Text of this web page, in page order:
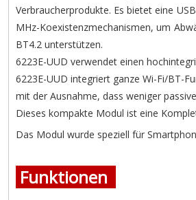
Verbraucherprodukte. Es bietet eine
MHz-Koexistenzmechanismen, um
BT4.2 unterstützen.
6223E-UUD verwendet einen
6223E-UUD integriert ganze Wi-Fi/BT-
mit der Ausnahme, dass weniger
Dieses kompakte Modul ist eine
Das Modul wurde speziell für
Funktionen